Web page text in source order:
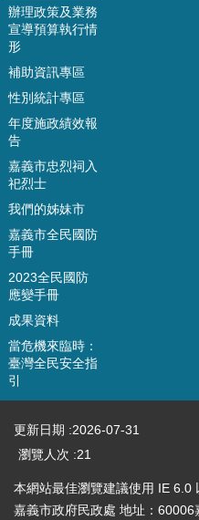
覽
嘉
義
市
政
府
嘉
義
市
戶
政
服
務
網
資
訊
安
策
私
權
辦理政策及業務
宣導預算執行情
形
補助資訊專區
性別統計專區
年度施政績效報
告
嘉義市忠烈祠入
祀烈士
我們的姊妹市
嘉義市全民國防
手冊
2023全民國防
應變手冊
成果資料
當危機來臨時：
臺灣全民安全指
引
更新日期 2026-07-31
瀏覽人次 21
本網站最佳瀏覽建議使用 IE 6.0
嘉義市政府民政處 地址：